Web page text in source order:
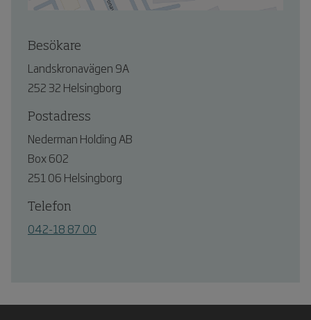
Besökare
Landskronavägen 9A
252 32 Helsingborg
Postadress
Nederman Holding AB
Box 602
251 06 Helsingborg
Telefon
042-18 87 00